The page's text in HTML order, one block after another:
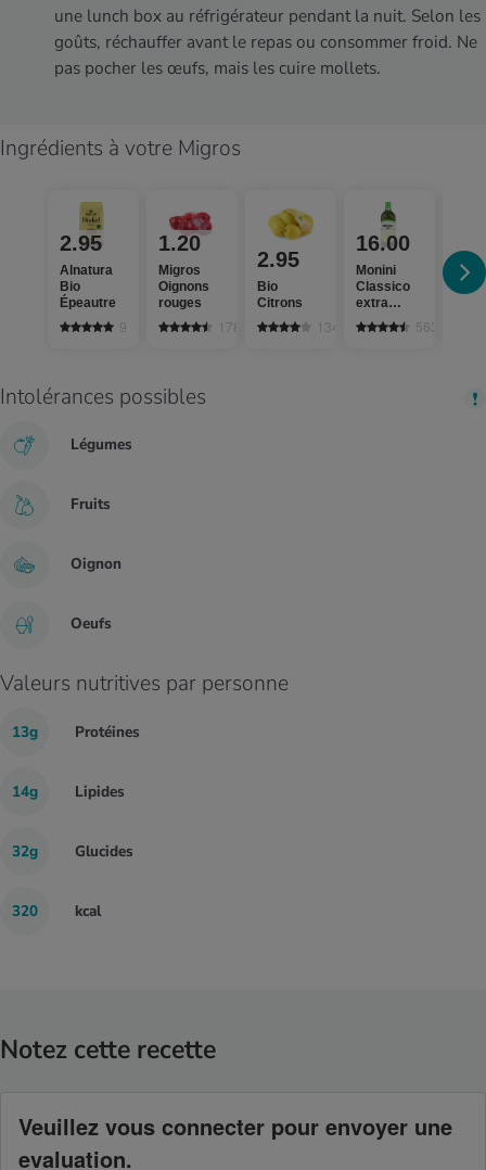
une lunch box au réfrigérateur pendant la nuit. Selon les
goûts, réchauffer avant le repas ou consommer froid. Ne
pas pocher les œufs, mais les cuire mollets.
Ingrédients à votre Migros
2.95
Alnatura
Bio
Épeautre
9
1.20
Migros
Oignons
rouges
1784
2.95
Bio
Citrons
1346
16.00
Monini
Classico
extra
vierge
563
Sel
Intolérances possibles
Légumes
Fruits
Oignon
Oeufs
Valeurs nutritives par personne
13g Protéines
14g Lipides
32g Glucides
320 kcal
Notez cette recette
Veuillez vous connecter pour envoyer une
evaluation.